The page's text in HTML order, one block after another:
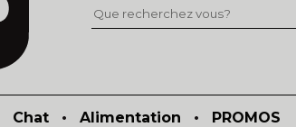
Chat • Alimentation • PROMOS